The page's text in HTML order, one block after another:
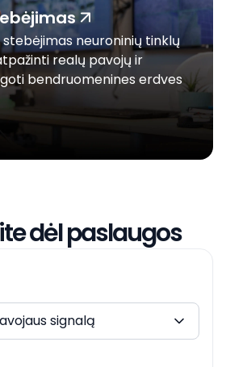
stebėjimas neuroninių tinklų
realų pavojų ir
bendruomenines erdves
dėl paslaugos
signalą